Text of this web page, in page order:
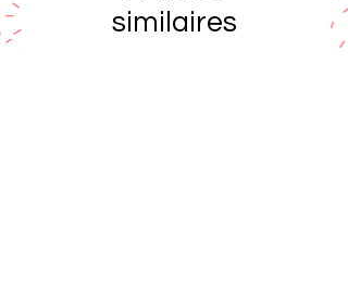
similaires